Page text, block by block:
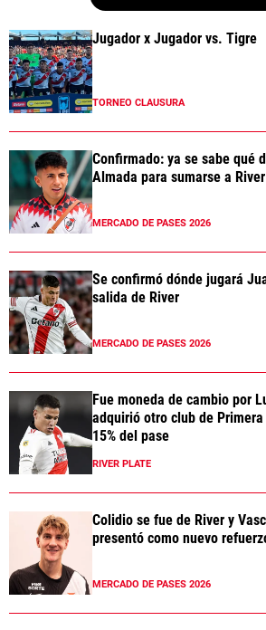
Jugador x Jugador vs. Tigre
TORNEO CLAUSURA
Confirmado: ya se sabe qué
Almada para sumarse a River
MERCADO DE PASES 2026
Se confirmó dónde jugará
salida de River
MERCADO DE PASES 2026
Fue moneda de cambio por
adquirió otro club de
15% del pase
RIVER PLATE
Colidio se fue de River y
presentó como nuevo
MERCADO DE PASES 2026